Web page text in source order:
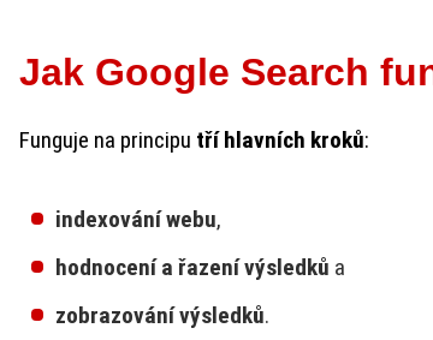
Jak Google Search
Funguje na principu tří hlavních kroků:
indexování webu,
hodnocení a řazení výsledků a
zobrazování výsledků.